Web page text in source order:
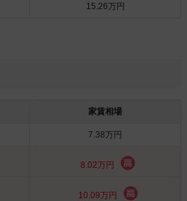
15.26万円
家賃相場
7.38万円
8.02万円
10.09万円